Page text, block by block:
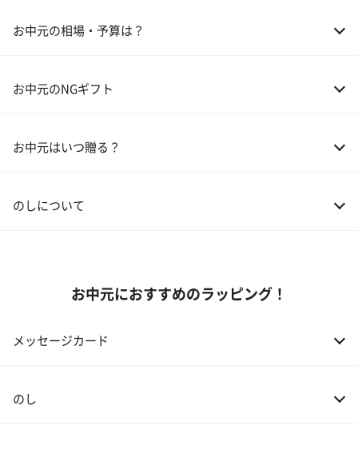
03 ギフトカタログ
お中元の相場・予算は？
02 兄弟、姉妹 3,000～5,000円
04 会社の上司 5,000円程度
お中元のNGギフト
お中元はいつ贈る？
のしについて
お中元におすすめのラッピング！
メッセージカード
のし